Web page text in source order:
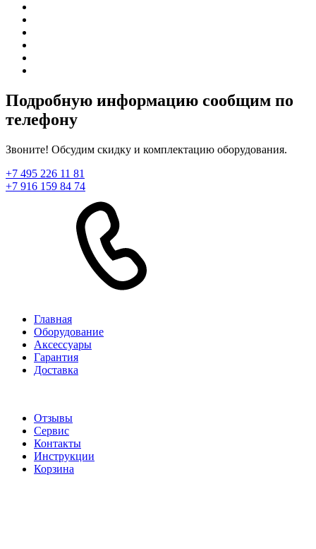
Подробную информацию сообщим по
телефону
Звоните! Обсудим скидку и комплектацию оборудования.
+7 495 226 11 81
+7 916 159 84 74
Главная
Оборудование
Аксессуары
Гарантия
Доставка
Отзывы
Сервис
Контакты
Инструкции
Корзина